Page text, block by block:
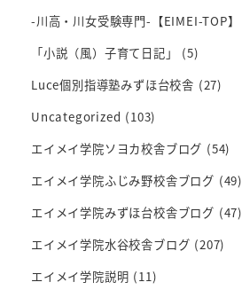
-川高・川女受験専門-【EIMEI-TOP】
「小説（風）子育て日記」
(5)
Luce個別指導塾みずほ台校舎 (27)
Uncategorized (103)
エイメイ学院ソヨカ校舎ブログ (54)
エイメイ学院ふじみ野校舎ブログ (49)
エイメイ学院みずほ台校舎ブログ (47)
エイメイ学院水谷校舎ブログ (207)
エイメイ学院説明 (11)